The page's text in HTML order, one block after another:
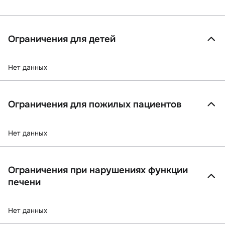
Ограничения для детей
Нет данных
Ограничения для пожилых пациентов
Нет данных
Ограничения при нарушениях функции
печени
Нет данных